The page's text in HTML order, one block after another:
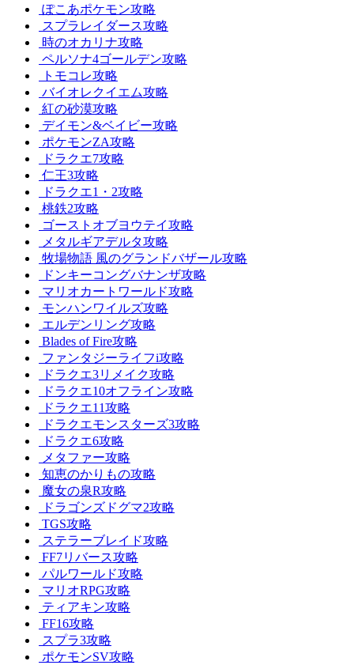
ぽこあポケモン攻略
スプラレイダース攻略
時のオカリナ攻略
ペルソナ4ゴールデン攻略
トモコレ攻略
バイオレクイエム攻略
紅の砂漠攻略
デイモン&ベイビー攻略
ポケモンZA攻略
ドラクエ7攻略
仁王3攻略
ドラクエ1・2攻略
桃鉄2攻略
ゴーストオブヨウテイ攻略
メタルギアデルタ攻略
牧場物語 風のグランドバザール攻略
ドンキーコングバナンザ攻略
マリオカートワールド攻略
モンハンワイルズ攻略
エルデンリング攻略
Blades of Fire攻略
ファンタジーライフi攻略
ドラクエ3リメイク攻略
ドラクエ10オフライン攻略
ドラクエ11攻略
ドラクエモンスターズ3攻略
ドラクエ6攻略
メタファー攻略
知恵のかりもの攻略
魔女の泉R攻略
ドラゴンズドグマ2攻略
TGS攻略
ステラーブレイド攻略
FF7リバース攻略
パルワールド攻略
マリオRPG攻略
ティアキン攻略
FF16攻略
スプラ3攻略
ポケモンSV攻略